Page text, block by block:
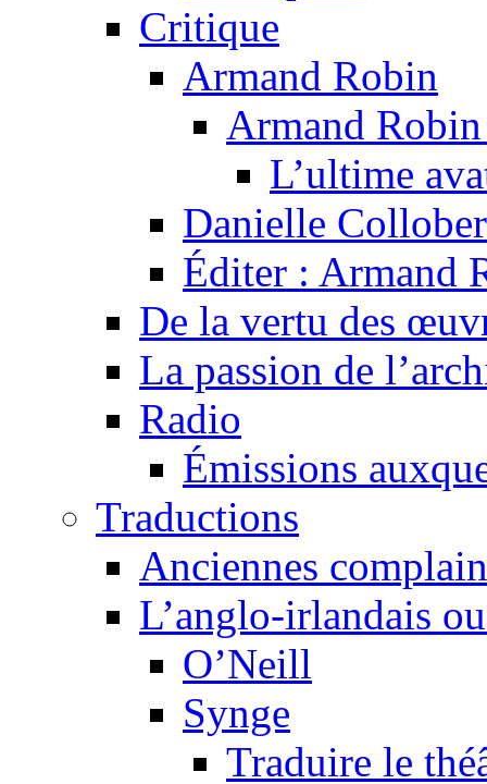
Critique
Armand Robin
Armand
L’ultime
Danielle
Éditer : Armand
De la vertu des
La passion de
Radio
Émissions
Traductions
Anciennes
L’anglo-irlandais
O’Neill
Synge
Traduire le